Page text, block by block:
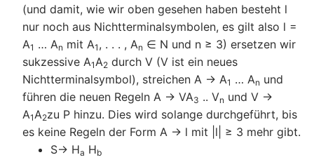
(und damit, wie wir oben gesehen haben besteht l
nur noch aus Nichtterminalsymbolen, es gilt also l =
A1 … An mit A1 , . . . , An ∈ N und n ≥ 3) ersetzen wir
sukzessive A1A2 durch V (V ist ein neues
Nichtterminalsymbol), streichen A → A1 … An und
führen die neuen Regeln A → VA3 .. Vn und V →
A1A2zu P hinzu. Dies wird solange durchgeführt, bis
es keine Regeln der Form A → l mit |l| ≥ 3 mehr gibt.
S→ Ha Hb